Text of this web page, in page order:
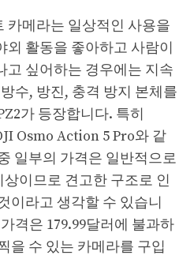
카메라는 일상적인 사용을
외 활동을 좋아하고 사람이
고 싶어하는 경우에는 지속
수, 방진, 충격 방지 본체를
가 등장합니다. 특히
Osmo Action 5 Pro와 같
일부의 가격은 일반적으로
이므로 견고한 구조로 인
이라고 생각할 수 있습니
격은 179.99달러에 불과하
을 수 있는 카메라를 구입